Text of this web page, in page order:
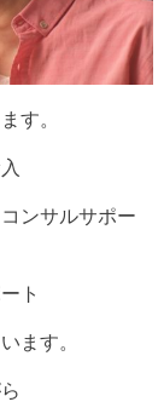
す。
ンサルサポー
ト
ます。